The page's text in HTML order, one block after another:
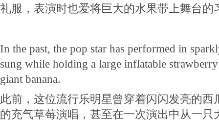
礼服，表演时也爱将巨大的水果带上舞台的
In the past, the pop star has performed in
sung while holding a large inflatable
giant banana.
此前，这位流行乐明星曾穿着闪闪发亮的西
的充气草莓演唱，甚至在一次演出中从一只